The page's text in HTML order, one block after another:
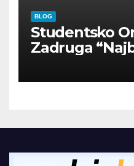
BLOG
Studentsko
Zadruga